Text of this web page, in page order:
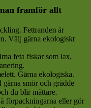
framför allt
Fettranden är
Välj gärna ekologiskt
feta fiskar som lax,
Gärna ekologiska.
gärna smör och grädde
du blir mättare.
förpackningarna eller gör